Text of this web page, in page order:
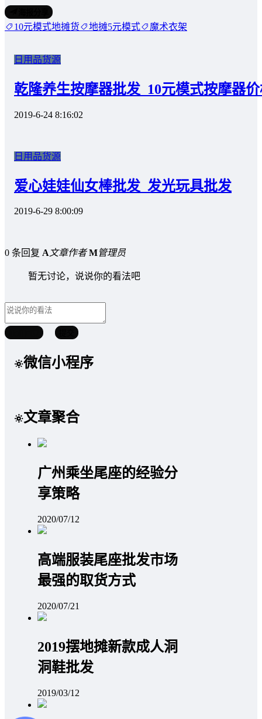
10元模式地摊货 地摊5元模式 魔术衣架
日用品货源
乾隆养生按摩器批发_10元模式按摩器
2019-6-24 8:16:02
日用品货源
爱心娃娃仙女棒批发_发光玩具批发
2019-6-29 8:00:09
0 条回复 A文章作者 M管理员
暂无讨论，说说你的看法吧
微信小程序
文章聚合
广州乘坐尾座的经验分
享策略
2020/07/12
高端服装尾座批发市场
最强的取货方式
2020/07/21
2019摆地摊新款成人洞
洞鞋批发
2019/03/12